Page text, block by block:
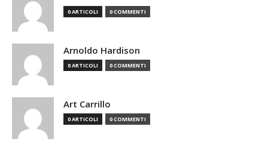
0 ARTICOLI 0 COMMENTI
Arnoldo Hardison
0 ARTICOLI 0 COMMENTI
Art Carrillo
0 ARTICOLI 0 COMMENTI